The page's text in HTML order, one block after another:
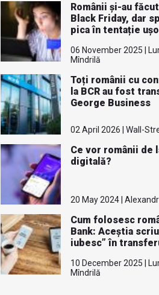
Românii și-au
Black Friday, dar
pica în tentație
06 November 2025 |
Mîndrilă
Toți românii cu
la BCR au fost
George Business
02 April 2026 | Wall-
Ce vor românii de
digitală?
20 May 2024 |
Cum folosesc
Bank: Aceștia
iubesc” în
10 December 2025 |
Mîndrilă